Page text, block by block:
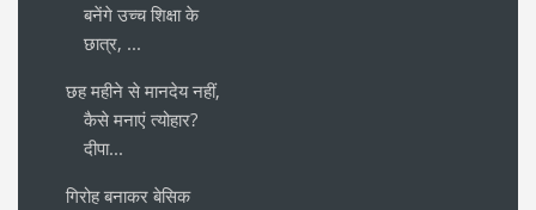
बनेंगे उच्च शिक्षा के
छात्र, ...
छह महीने से मानदेय नहीं,
कैसे मनाएं त्योहार?
दीपा...
गिरोह बनाकर बेसिक